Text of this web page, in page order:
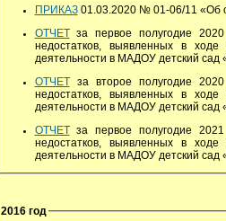
ПРИКАЗ01.03.2020 № 01-06/11 «Об
ОТЧЕТза первое полугодие
недостатков, выявленных в
деятельности в МАДОУ детский сад
ОТЧЕТза второе полугодие
недостатков, выявленных в
деятельности в МАДОУ детский сад
ОТЧЕТза первое полугодие
недостатков, выявленных в
деятельности в МАДОУ детский сад
2016 год